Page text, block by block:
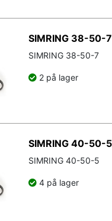
SIMRING 38-50-7
SIMRING 38-50-7
2 på lager
SIMRING 40-50-5
SIMRING 40-50-5
4 på lager